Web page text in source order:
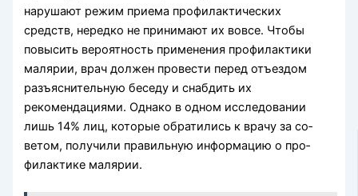
нарушают режим приема профи­лактических
средств, нередко не принимают их вовсе. Чтобы
повысить вероятность применения профилактики
малярии, врач должен провести перед отъездом
разъяснительную беседу и снабдить их
рекомендациями. Однако в одном исследовании
лишь 14% лиц, которые обратились к врачу за со­
ветом, получили правильную информацию о про­
филактике малярии.